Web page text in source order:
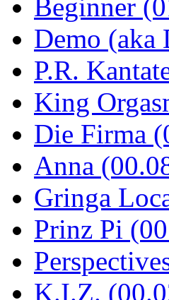
Beginner
Demo
P.R.
King
Die Firma
Anna
Gringa
Prinz Pi
K.I.Z.